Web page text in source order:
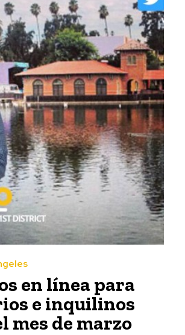
en línea para
e inquilinos
mes de marzo